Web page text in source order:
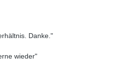
Danke."
wieder"